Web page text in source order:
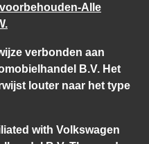
Alle
verbonden aan
B.V. Het
louter naar het type
with Volkswagen